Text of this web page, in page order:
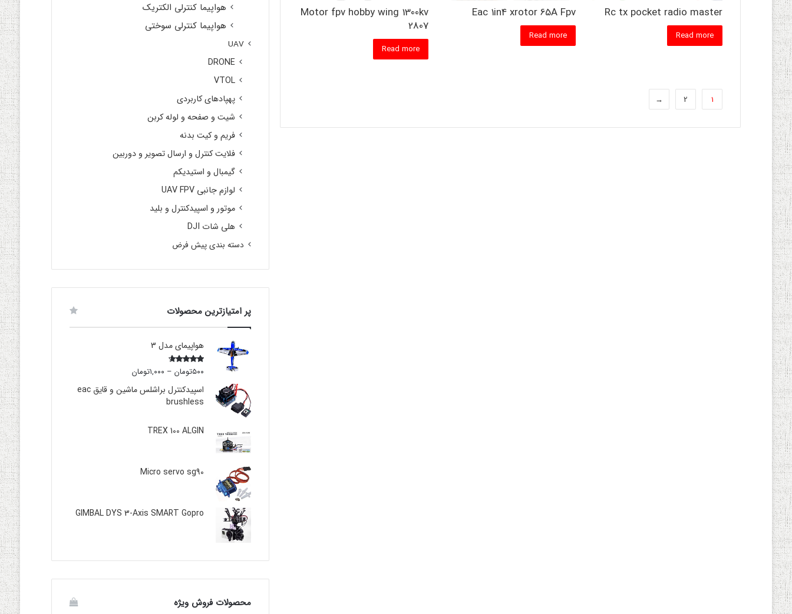
Rc tx pocket radio master
Read more
Eac 1in4 xrotor 65A Fpv
Read more
Motor fpv hobby wing 1300kv
2807
Read more
1
2
←
هواپیما کنترلی الکتریک
هواپیما کنترلی سوختی
UAV
DRONE
VTOL
پهپادهای کاربردی
شیت و صفحه و لوله کربن
فریم و کیت بدنه
فلایت کنترل و ارسال تصویر و دوربین
گیمبال و استیدیکم
لوازم جانبی UAV FPV
موتور و اسپیدکنترل و بلید
هلی شات DJI
دسته بندی پیش فرض
پر امتیازترین محصولات
هواپیمای مدل 3
Rated
4.00
of 5
۵۰۰تومان – ۱,۰۰۰تومان
اسپیدکنترل براشلس ماشین و قایق eac
brushless
TREX 100 ALGIN
Micro servo sg90
GIMBAL DYS 3-Axis SMART Gopro
محصولات فروش ویژه